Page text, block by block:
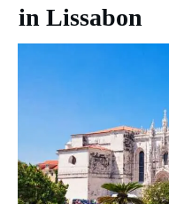
in Lissabon